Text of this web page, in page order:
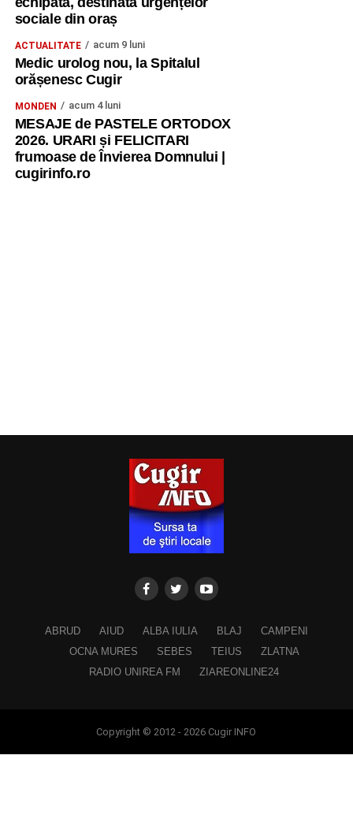
sociale din oraș
ACTUALITATE acum 9 luni
Medic urolog nou, la Spitalul
orășenesc Cugir
MONDEN acum 4 luni
MESAJE de PASTELE ORTODOX
2026. URARI și FELICITARI
frumoase de Învierea Domnului |
cugirinfo.ro
ABRUD AIUD ALBA IULIA BLAJ
CAMPENI
OCNA MURES
SEBES TEIUS
ZLATNA
RADIO UNIREA FM
ZIAREONLINE24
Copyright © 2012 - 2026 Cugir INFO